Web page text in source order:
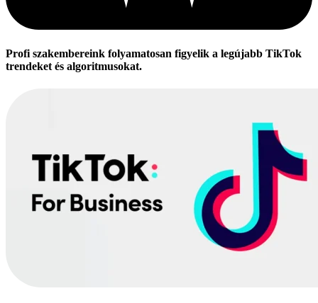
Profi szakembereink folyamatosan figyelik a legújabb TikTok
trendeket és algoritmusokat.